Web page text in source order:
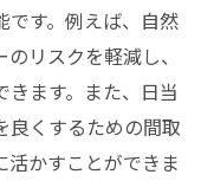
です。例えば、自然
リスクを軽減し、
ます。また、日当
良くするための間取
活かすことができま